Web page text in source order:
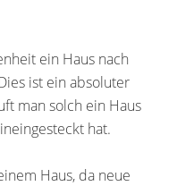
ein Haus nach
ist ein absoluter
man solch ein Haus
hat.
Haus, da neue